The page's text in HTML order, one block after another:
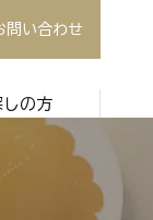
問い合わせ
の方